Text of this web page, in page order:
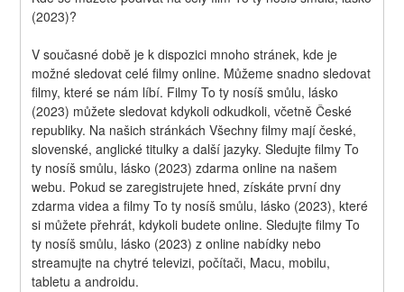
(2023)?
V současné době je k dispozici mnoho stránek, kde je
možné sledovat celé filmy online. Můžeme snadno sledovat
filmy, které se nám líbí. Filmy To ty nosíš smůlu, lásko
(2023) můžete sledovat kdykoli odkudkoli, včetně České
republiky. Na našich stránkách Všechny filmy mají české,
slovenské, anglické titulky a další jazyky. Sledujte filmy To
ty nosíš smůlu, lásko (2023) zdarma online na našem
webu. Pokud se zaregistrujete hned, získáte první dny
zdarma videa a filmy To ty nosíš smůlu, lásko (2023), které
si můžete přehrát, kdykoli budete online. Sledujte filmy To
ty nosíš smůlu, lásko (2023) z online nabídky nebo
streamujte na chytré televizi, počítači, Macu, mobilu,
tabletu a androidu.